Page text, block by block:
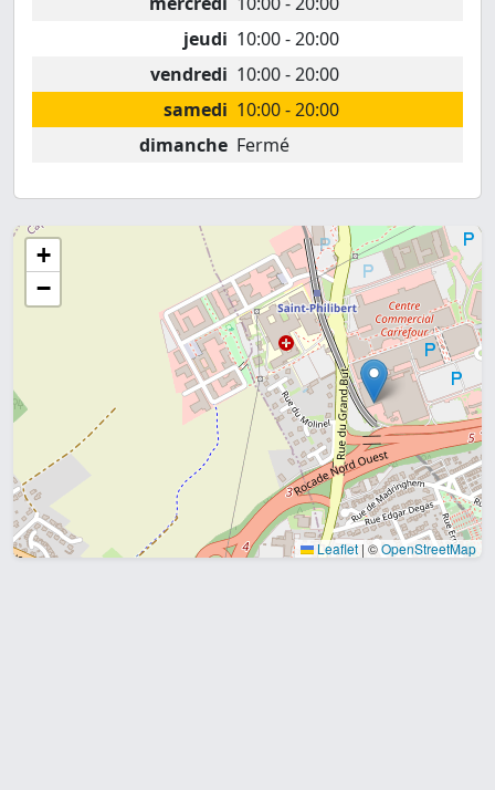
jeudi 10:00 - 20:00
vendredi 10:00 - 20:00
samedi 10:00 - 20:00
dimanche Fermé
+
−
Leaflet | ©OpenStreetMap